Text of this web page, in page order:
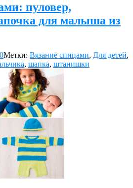
пуловер,
для малыша из
Метки: Вязание спицами, Для детей,
, шапка, штанишки